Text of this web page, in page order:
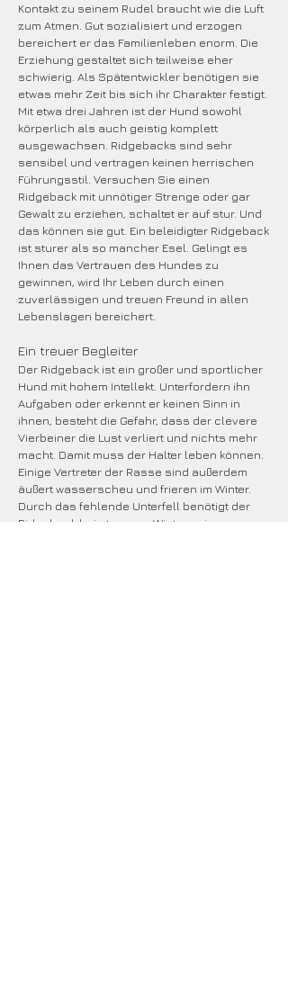
Kontakt zu seinem Rudel braucht wie die Luft
zum Atmen. Gut sozialisiert und erzogen
bereichert er das Familienleben enorm. Die
Erziehung gestaltet sich teilweise eher
schwierig. Als Spätentwickler benötigen sie
etwas mehr Zeit bis sich ihr Charakter festigt.
Mit etwa drei Jahren ist der Hund sowohl
körperlich als auch geistig komplett
ausgewachsen. Ridgebacks sind sehr
sensibel und vertragen keinen herrischen
Führungsstil. Versuchen Sie einen
Ridgeback mit unnötiger Strenge oder gar
Gewalt zu erziehen, schaltet er auf stur. Und
das können sie gut. Ein beleidigter Ridgeback
ist sturer als so mancher Esel. Gelingt es
Ihnen das Vertrauen des Hundes zu
gewinnen, wird Ihr Leben durch einen
zuverlässigen und treuen Freund in allen
Lebenslagen bereichert.
Ein treuer Begleiter
Der Ridgeback ist ein großer und sportlicher
Hund mit hohem Intellekt. Unterfordern ihn
Aufgaben oder erkennt er keinen Sinn in
ihnen, besteht die Gefahr, dass der clevere
Vierbeiner die Lust verliert und nichts mehr
macht. Damit muss der Halter leben können.
Einige Vertreter der Rasse sind außerdem
äußert wasserscheu und frieren im Winter.
Durch das fehlende Unterfell benötigt der
Ridgeback bei strengen Wintern einen